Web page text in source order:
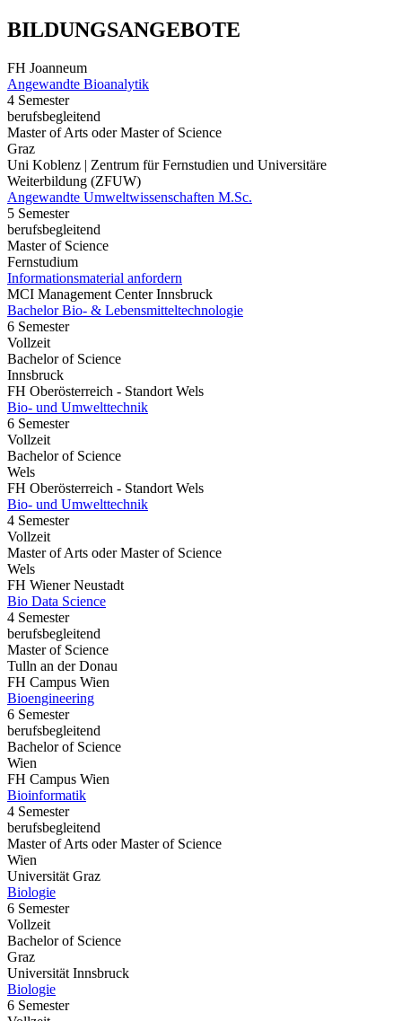
BILDUNGSANGEBOTE
FH Joanneum
Angewandte Bioanalytik
4 Semester
berufsbegleitend
Master of Arts oder Master of Science
Graz
Uni Koblenz | Zentrum für Fernstudien und Universitäre
Weiterbildung (ZFUW)
Angewandte Umweltwissenschaften M.Sc.
5 Semester
berufsbegleitend
Master of Science
Fernstudium
Informationsmaterial anfordern
MCI Management Center Innsbruck
Bachelor Bio- & Lebensmitteltechnologie
6 Semester
Vollzeit
Bachelor of Science
Innsbruck
FH Oberösterreich - Standort Wels
Bio- und Umwelttechnik
6 Semester
Vollzeit
Bachelor of Science
Wels
FH Oberösterreich - Standort Wels
Bio- und Umwelttechnik
4 Semester
Vollzeit
Master of Arts oder Master of Science
Wels
FH Wiener Neustadt
Bio Data Science
4 Semester
berufsbegleitend
Master of Science
Tulln an der Donau
FH Campus Wien
Bioengineering
6 Semester
berufsbegleitend
Bachelor of Science
Wien
FH Campus Wien
Bioinformatik
4 Semester
berufsbegleitend
Master of Arts oder Master of Science
Wien
Universität Graz
Biologie
6 Semester
Vollzeit
Bachelor of Science
Graz
Universität Innsbruck
Biologie
6 Semester